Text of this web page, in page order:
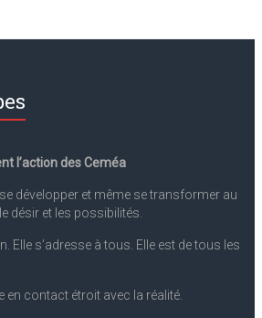
l’action des Ceméa
développer et même se transformer au
désir et les possibilités.
Elle s’adresse à tous. Elle est de tous les
en contact étroit avec la réalité.